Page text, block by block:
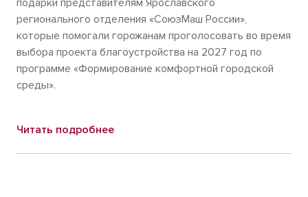
регионального отделения «СоюзМаш России»,
которые помогали горожанам проголосовать во время
выбора проекта благоустройства на 2027 год по
программе «Формирование комфортной городской
среды».
Читать подробнее